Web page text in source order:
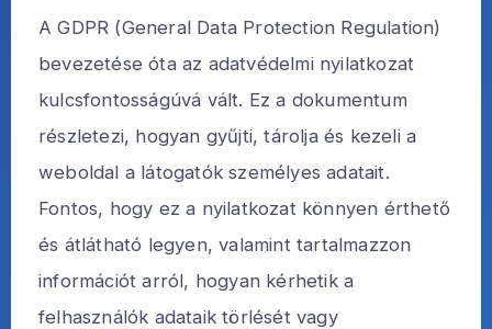
A GDPR (General Data Protection Regulation)
bevezetése óta az adatvédelmi nyilatkozat
kulcsfontosságúvá vált. Ez a dokumentum
részletezi, hogyan gyűjti, tárolja és kezeli a
weboldal a látogatók személyes adatait.
Fontos, hogy ez a nyilatkozat könnyen érthető
és átlátható legyen, valamint tartalmazzon
információt arról, hogyan kérhetik a
felhasználók adataik törlését vagy